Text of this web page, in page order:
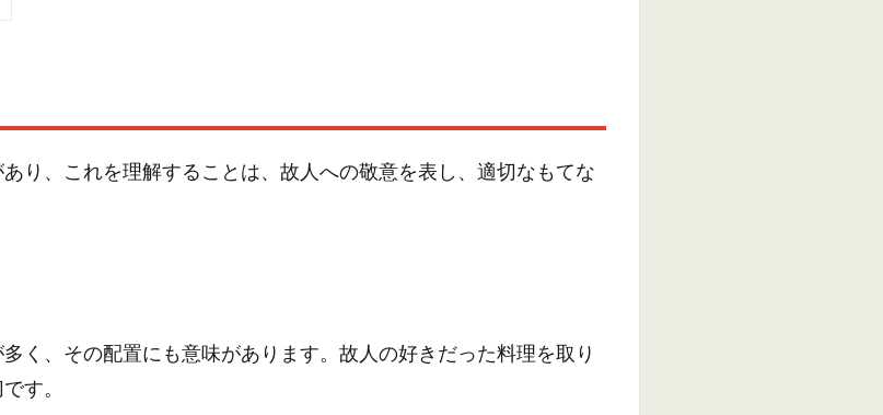
り、これを理解することは、故人への敬意を表し、適切なもてな
く、その配置にも意味があります。故人の好きだった料理を取り
す。